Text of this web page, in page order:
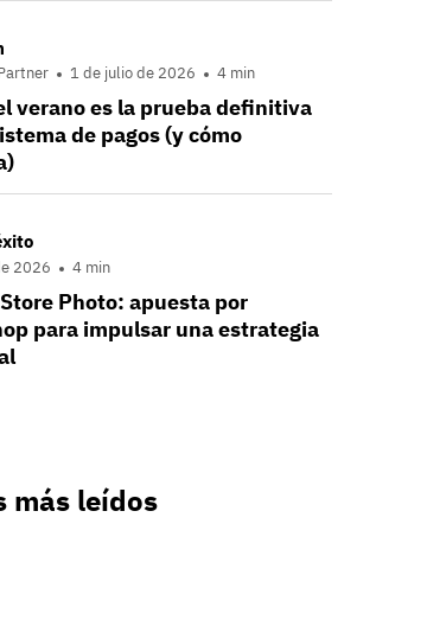
1 de julio de 2026 4 min
verano es la prueba definitiva
de pagos (y cómo
2026 4 min
Photo: apuesta por
para impulsar una estrategia
más leídos